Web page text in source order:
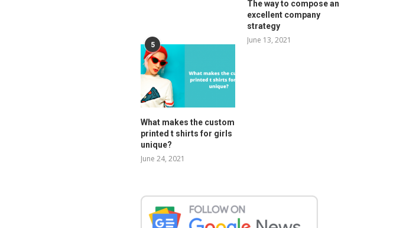
The way to compose an
excellent company
strategy
June 13, 2021
5
What makes the custom
printed t shirts for girls
unique?
June 24, 2021